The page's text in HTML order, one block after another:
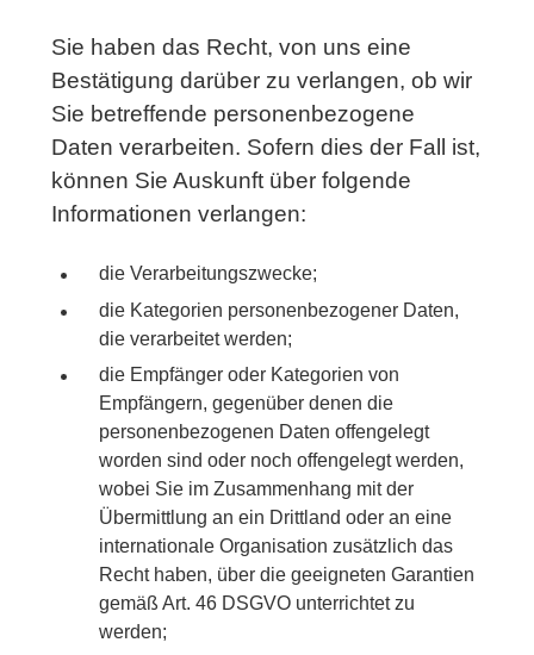
Sie haben das Recht, von uns eine
Bestätigung darüber zu verlangen, ob wir
Sie betreffende personenbezogene
Daten verarbeiten. Sofern dies der Fall ist,
können Sie Auskunft über folgende
Informationen verlangen:
die Verarbeitungszwecke;
die Kategorien personenbezogener Daten,
die verarbeitet werden;
die Empfänger oder Kategorien von
Empfängern, gegenüber denen die
personenbezogenen Daten offengelegt
worden sind oder noch offengelegt werden,
wobei Sie im Zusammenhang mit der
Übermittlung an ein Drittland oder an eine
internationale Organisation zusätzlich das
Recht haben, über die geeigneten Garantien
gemäß Art. 46 DSGVO unterrichtet zu
werden;